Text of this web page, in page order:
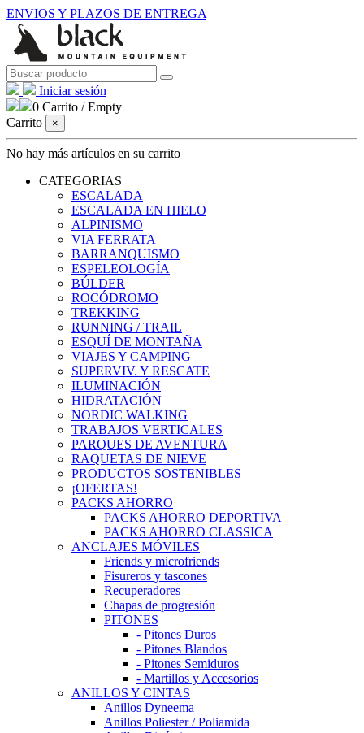
ENVIOS Y PLAZOS DE ENTREGA
Iniciar sesión
0 Carrito /Empty
Carrito
×
No hay más artículos en su carrito
CATEGORIAS
ESCALADA
ESCALADA EN HIELO
ALPINISMO
VIA FERRATA
BARRANQUISMO
ESPELEOLOGÍA
BÚLDER
ROCÓDROMO
TREKKING
RUNNING / TRAIL
ESQUÍ DE MONTAÑA
VIAJES Y CAMPING
SUPERVIV. Y RESCATE
ILUMINACIÓN
HIDRATACIÓN
NORDIC WALKING
TRABAJOS VERTICALES
PARQUES DE AVENTURA
RAQUETAS DE NIEVE
PRODUCTOS SOSTENIBLES
¡OFERTAS!
PACKS AHORRO
PACKS AHORRO DEPORTIVA
PACKS AHORRO CLASSICA
ANCLAJES MÓVILES
Friends y microfriends
Fisureros y tascones
Recuperadores
Chapas de progresión
PITONES
- Pitones Duros
- Pitones Blandos
- Pitones Semiduros
- Martillos y Accesorios
ANILLOS Y CINTAS
Anillos Dyneema
Anillos Poliester / Poliamida